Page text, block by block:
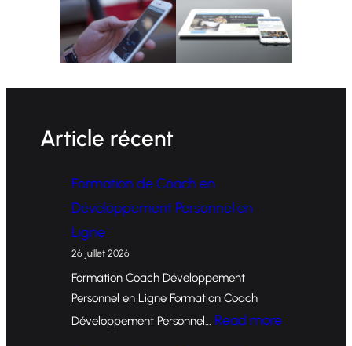
Article récent
Formation de Coach en
Développement Personnel en
Ligne
26 juillet 2026
Formation Coach Développement
Personnel en Ligne Formation Coach
Développement Personnel… Read more: